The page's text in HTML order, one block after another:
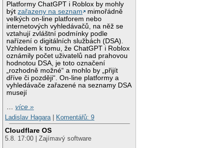
Platformy ChatGPT i Roblox by mohly
býtzařazeny na seznam
mimořádně
velkých on-line platforem nebo
internetových vyhledávačů, na něž se
vztahují zvláštní podmínky podle
nařízení o digitálních službách (DSA).
Vzhledem k tomu, že ChatGPT i Roblox
oznámily počet uživatelů nad prahovou
hodnotou DSA, je toto označení
„rozhodně možné“ a mohlo by „přijít
dříve či později“. On-line platformy a
vyhledávače zařazené na seznamy DSA
musejí
…více »
Ladislav Hagara| Komentářů: 9
Cloudflare OS
5.8. 17:00 | Zajímavý software